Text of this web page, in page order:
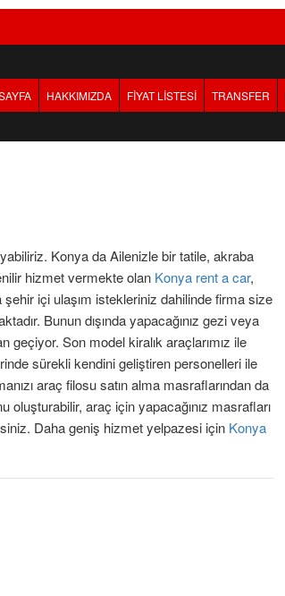
HAKKIMIZDA FİYAT LİSTESİ TRANSFER
Konya da Ailenizle bir tatile, akraba
hizmet vermekte olan Konya rent a car,
içi ulaşım istekleriniz dahilinde firma size
Bunun dışında yapacağınız gezi veya
geçiyor. Son model kiralık araçlarımız ile
sürekli kendini geliştiren personelleri ile
araç filosu satın alma masraflarından da
oluşturabilir, araç için yapacağınız masrafları
Daha geniş hizmet yelpazesi için Konya